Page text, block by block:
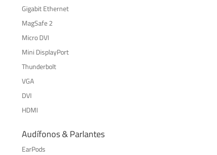
Gigabit Ethernet
MagSafe 2
Micro DVI
Mini DisplayPort
Thunderbolt
VGA
DVI
HDMI
Audífonos & Parlantes
EarPods